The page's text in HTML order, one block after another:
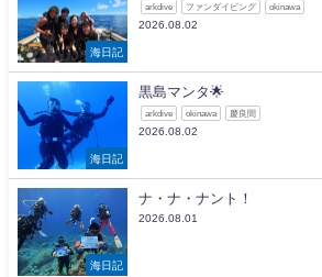
海日記
arkdive ファンダイビング okinawa
2026.08.02
海日記
黒島マンタ🌟
arkdive okinawa 慶良間
2026.08.02
海日記
ナ・ナ・ナント！
2026.08.01